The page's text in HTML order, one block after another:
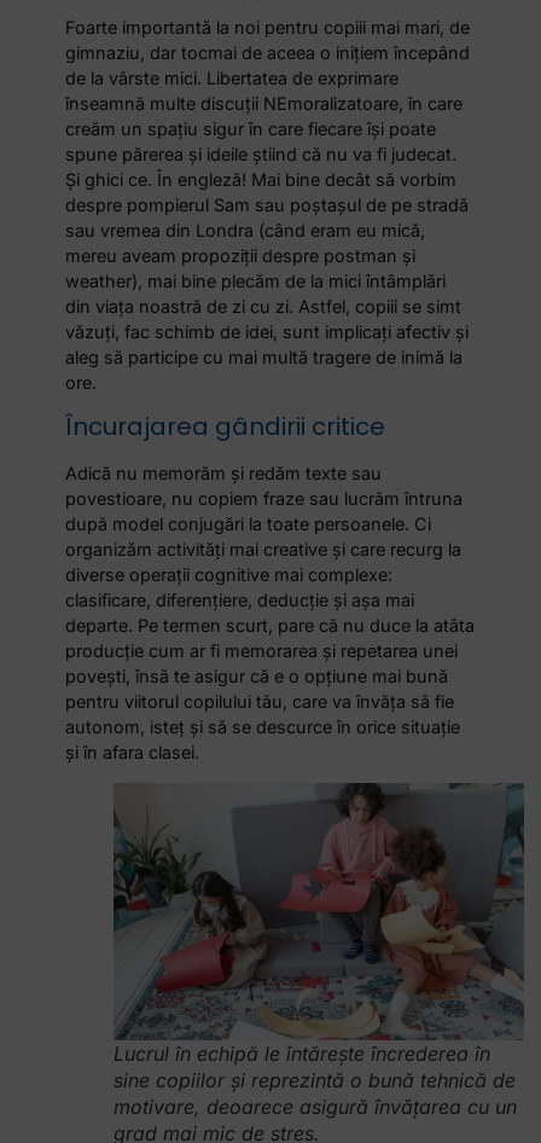
Foarte importantă la noi pentru copiii mai mari, de
gimnaziu, dar tocmai de aceea o inițiem începând
de la vârste mici. Libertatea de exprimare
înseamnă multe discuții NEmoralizatoare, în care
creăm un spațiu sigur în care fiecare își poate
spune părerea și ideile știind că nu va fi judecat.
Și ghici ce. În engleză! Mai bine decât să vorbim
despre pompierul Sam sau poștașul de pe stradă
sau vremea din Londra (când eram eu mică,
mereu aveam propoziții despre postman și
weather), mai bine plecăm de la mici întâmplări
din viața noastră de zi cu zi. Astfel, copiii se simt
văzuți, fac schimb de idei, sunt implicați afectiv și
aleg să participe cu mai multă tragere de inimă la
ore.
Încurajarea gândirii critice
Adică nu memorăm și redăm texte sau
povestioare, nu copiem fraze sau lucrăm întruna
după model conjugări la toate persoanele. Ci
organizăm activități mai creative și care recurg la
diverse operații cognitive mai complexe:
clasificare, diferențiere, deducție și așa mai
departe. Pe termen scurt, pare că nu duce la atâta
producție cum ar fi memorarea și repetarea unei
povești, însă te asigur că e o opțiune mai bună
pentru viitorul copilului tău, care va învăța să fie
autonom, isteț și să se descurce în orice situație
și în afara clasei.
Lucrul în echipă le întărește încrederea în
sine copiilor și reprezintă o bună tehnică de
motivare, deoarece asigură învățarea cu un
grad mai mic de stres.